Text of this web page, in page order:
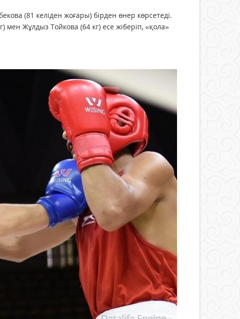
(81 келіден жоғары) бірден өнер көрсетеді.
Жұлдыз Тойкова (64 кг) есе жіберіп, «қола»